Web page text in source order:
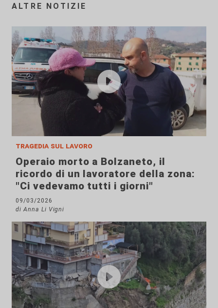
ALTRE NOTIZIE
tragedia sul lavoro
Operaio morto a Bolzaneto, il
ricordo di un lavoratore della zona:
"Ci vedevamo tutti i giorni"
09/03/2026
di Anna Li Vigni